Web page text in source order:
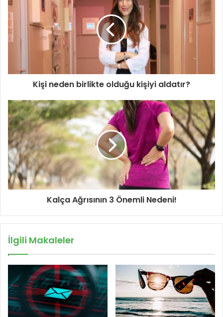
Kişi neden birlikte olduğu kişiyi aldatır?
Kalça Ağrısının 3 Önemli Nedeni!
İlgili Makaleler